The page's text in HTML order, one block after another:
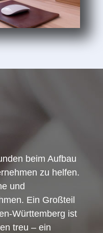
beim Aufbau
zu helfen.
und
Ein Großteil
Württemberg ist
treu – ein